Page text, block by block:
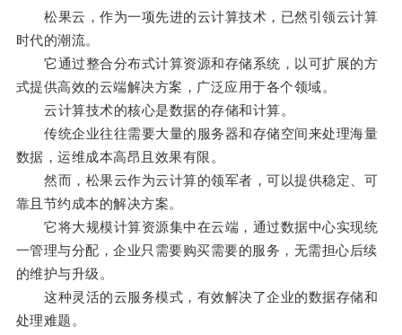
松果云，作为一项先进的云计算技术，已然引领云计算
时代的潮流。
它通过整合分布式计算资源和存储系统，以可扩展的方
式提供高效的云端解决方案，广泛应用于各个领域。
云计算技术的核心是数据的存储和计算。
传统企业往往需要大量的服务器和存储空间来处理海量
数据，运维成本高昂且效果有限。
然而，松果云作为云计算的领军者，可以提供稳定、可
靠且节约成本的解决方案。
它将大规模计算资源集中在云端，通过数据中心实现统
一管理与分配，企业只需要购买需要的服务，无需担心后续
的维护与升级。
这种灵活的云服务模式，有效解决了企业的数据存储和
处理难题。